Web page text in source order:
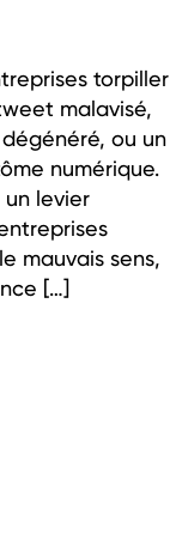
torpiller
malavisé,
ou un
numérique.
levier
mauvais sens,
[…]